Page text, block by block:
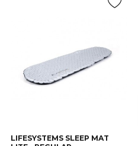
LIFESYSTEMS SLEEP MAT